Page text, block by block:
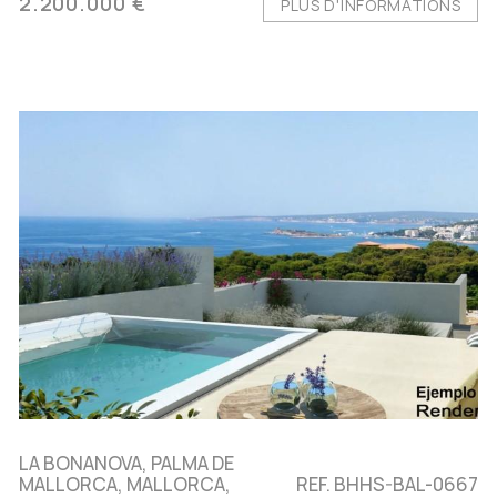
PLUS D'INFORMATIONS
LA BONANOVA, PALMA DE
MALLORCA, MALLORCA,
REF. BHHS-BAL-0667